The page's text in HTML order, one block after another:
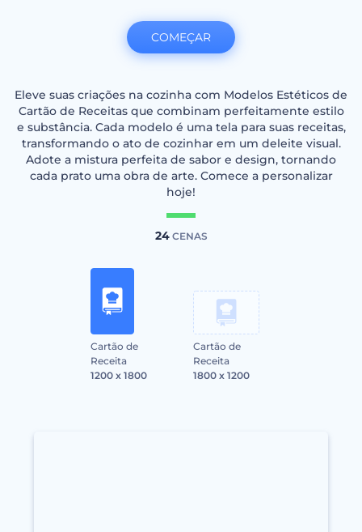
Eleve suas criações na cozinha com Modelos Estéticos de
Cartão de Receitas que combinam perfeitamente estilo
e substância. Cada modelo é uma tela para suas receitas,
transformando o ato de cozinhar em um deleite visual.
Adote a mistura perfeita de sabor e design, tornando
cada prato uma obra de arte. Comece a personalizar
hoje!
24CENAS
Cartão de
Receita
1200 x 1800
Cartão de
Receita
1800 x 1200
COMEÇAR